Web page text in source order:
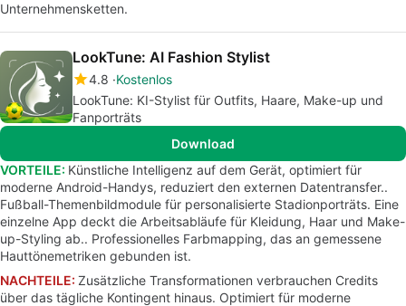
Unternehmensketten.
LookTune: AI Fashion Stylist
4.8 Kostenlos
LookTune: KI-Stylist für Outfits, Haare, Make-up und
Fanporträts
Download
VORTEILE: Künstliche Intelligenz auf dem Gerät, optimiert für
moderne Android-Handys, reduziert den externen Datentransfer..
Fußball-Themenbildmodule für personalisierte Stadionporträts. Eine
einzelne App deckt die Arbeitsabläufe für Kleidung, Haar und Make-
up-Styling ab.. Professionelles Farbmapping, das an gemessene
Hauttönemetriken gebunden ist.
NACHTEILE: Zusätzliche Transformationen verbrauchen Credits
über das tägliche Kontingent hinaus. Optimiert für moderne